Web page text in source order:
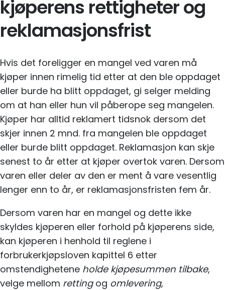
kjøperens rettigheter og
reklamasjonsfrist
Hvis det foreligger en mangel ved varen må
kjøper innen rimelig tid etter at den ble oppdaget
eller burde ha blitt oppdaget, gi selger melding
om at han eller hun vil påberope seg mangelen.
Kjøper har alltid reklamert tidsnok dersom det
skjer innen 2 mnd. fra mangelen ble oppdaget
eller burde blitt oppdaget. Reklamasjon kan skje
senest to år etter at kjøper overtok varen. Dersom
varen eller deler av den er ment å vare vesentlig
lenger enn to år, er reklamasjonsfristen fem år.
Dersom varen har en mangel og dette ikke
skyldes kjøperen eller forhold på kjøperens side,
kan kjøperen i henhold til reglene i
forbrukerkjøpsloven kapittel 6 etter
omstendighetene holde kjøpesummen tilbake,
velge mellom rettingog omlevering,